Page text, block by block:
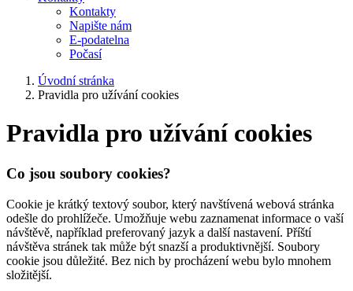
Kontakty
Napište nám
E-podatelna
Počasí
Úvodní stránka
Pravidla pro užívání cookies
Pravidla pro užívání cookies
Co jsou soubory cookies?
Cookie je krátký textový soubor, který navštívená webová stránka
odešle do prohlížeče. Umožňuje webu zaznamenat informace o vaší
návštěvě, například preferovaný jazyk a další nastavení. Příští
návštěva stránek tak může být snazší a produktivnější. Soubory
cookie jsou důležité. Bez nich by procházení webu bylo mnohem
složitější.